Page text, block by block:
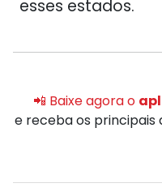
esses estados.
📲 Baixe agora o
e receba os principais